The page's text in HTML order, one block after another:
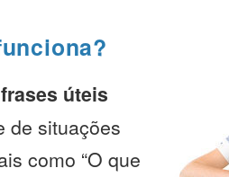
frases úteis
de situações
como “O que